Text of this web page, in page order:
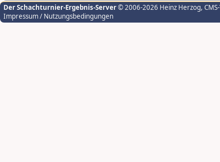
Der Schachturnier-Ergebnis-Server© 2006-2026 Heinz Herzog,
Impressum / Nutzungsbedingungen